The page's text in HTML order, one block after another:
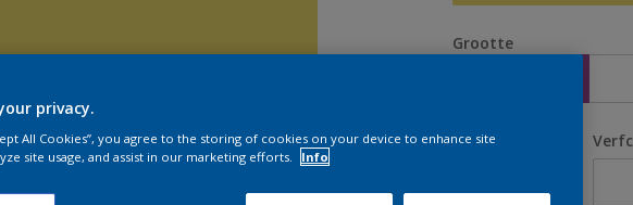
Grootte
Aantal
privacy.
All Cookies”, you agree to the storing of cookies on your device to enhance site
site usage, and assist in our marketing efforts.
Info